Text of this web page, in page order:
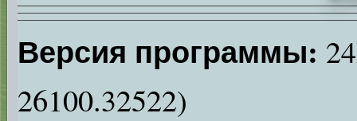
Версия программы:
26100.32522)